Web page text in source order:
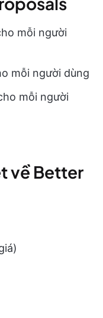
mỗi người
mỗi người dùng
mỗi người
về Better